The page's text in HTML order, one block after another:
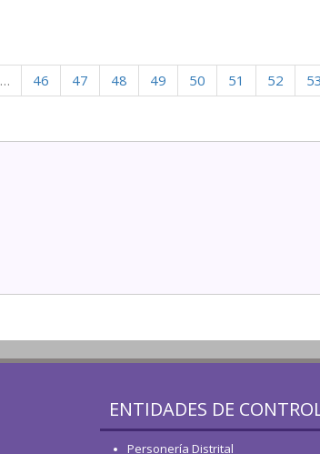
… 46 47 48 49 50 51 52 53
ENTIDADES DE
Personería Distrital